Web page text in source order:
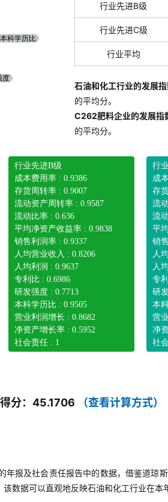
行业先进B级
行业先进C级
行业平均
石油和化工行业的发展指
的平均分。
C262肥料企业的发展指
的平均分。
行业先进B级
成本费用率 : 0.9386
存货周转率 : 0.9007
流动资产周转率 : 0.9587
流动比率 : 0.636
平均净资产收益率 : 0.9838
销售利润率 : 0.9337
人均营业收入 : 0.8206
人均利润 : 0.9637
专利比 : 0.6986
研发强度 : 0.7713
本科学历比 : 0.9505
营业利润增长 : 0.8682
净资产增长率 : 0.5952
社会责任 : 1
行
成
存
流
流
平
销
人
人
专
研
本
营
净
社
分：45.1706 （查看计算方式）
报及社会责任报告中的数据，借鉴道琼
数据可以直观地反映石油和化工行业在本